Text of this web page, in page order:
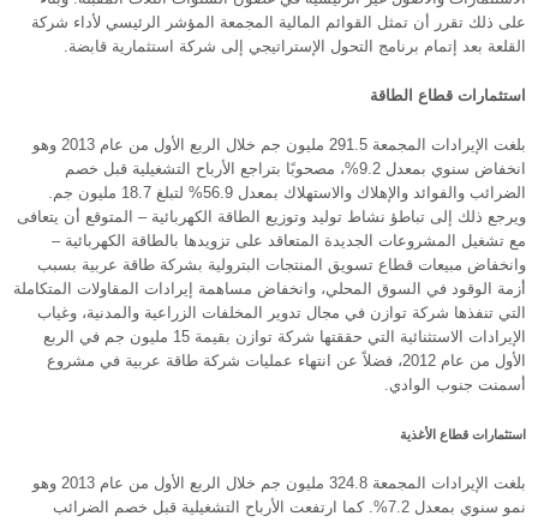
على ذلك تقرر أن تمثل القوائم المالية المجمعة المؤشر الرئيسي لأداء شركة
القلعة بعد إتمام برنامج التحول الإستراتيجي إلى شركة استثمارية قابضة.
استثمارات قطاع الطاقة
بلغت الإيرادات المجمعة 291.5 مليون جم خلال الربع الأول من عام 2013 وهو
انخفاض سنوي بمعدل 9.2%، مصحوبًا بتراجع الأرباح التشغيلية قبل خصم
الضرائب والفوائد والإهلاك والاستهلاك بمعدل 56.9% لتبلغ 18.7 مليون جم.
ويرجع ذلك إلى تباطؤ نشاط توليد وتوزيع الطاقة الكهربائية – المتوقع أن يتعافى
مع تشغيل المشروعات الجديدة المتعاقد على تزويدها بالطاقة الكهربائية –
وانخفاض مبيعات قطاع تسويق المنتجات البترولية بشركة طاقة عربية بسبب
أزمة الوقود في السوق المحلي، وانخفاض مساهمة إيرادات المقاولات المتكاملة
التي تنفذها شركة توازن في مجال تدوير المخلفات الزراعية والمدنية، وغياب
الإيرادات الاستثنائية التي حققتها شركة توازن بقيمة 15 مليون جم في الربع
الأول من عام 2012، فضلاً عن انتهاء عمليات شركة طاقة عربية في مشروع
أسمنت جنوب الوادي.
استثمارات قطاع الأغذية
بلغت الإيرادات المجمعة 324.8 مليون جم خلال الربع الأول من عام 2013 وهو
نمو سنوي بمعدل 7.2%. كما ارتفعت الأرباح التشغيلية قبل خصم الضرائب